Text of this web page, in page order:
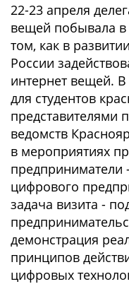
22-23 апреля
вещей побывала в
том, как в
России
интернет вещей.
для студентов
представителями
ведомств
в мероприятиях
предприниматели
цифрового
задача визита -
демонстрация
принципов
цифровых